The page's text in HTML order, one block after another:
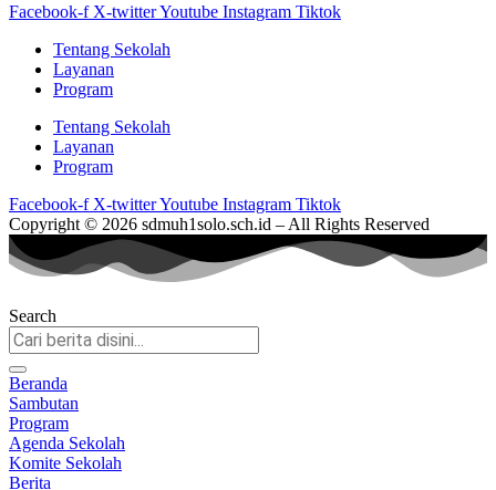
Facebook-f X-twitterYoutube Instagram Tiktok
Tentang Sekolah
Layanan
Program
Tentang Sekolah
Layanan
Program
Facebook-f X-twitterYoutube Instagram Tiktok
Copyright © 2026 sdmuh1solo.sch.id – All Rights Reserved
Search
Beranda
Sambutan
Program
Agenda Sekolah
Komite Sekolah
Berita